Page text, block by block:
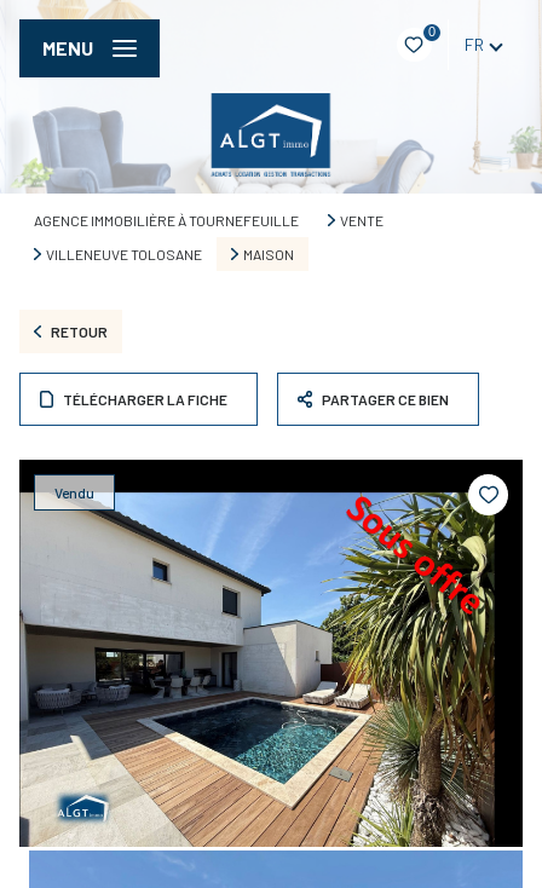
0
FR
MENU
AGENCE IMMOBILIÈRE À TOURNEFEUILLE
VENTE
VILLENEUVE TOLOSANE
MAISON
RETOUR
TÉLÉCHARGER LA FICHE PARTAGER CE BIEN
Vendu